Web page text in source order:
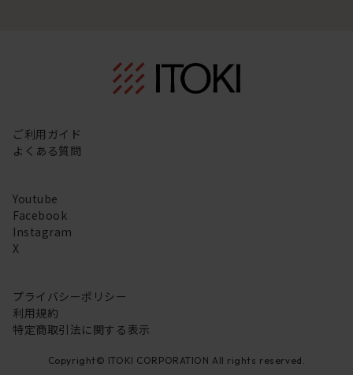
ご利用ガイド
よくある質問
Youtube
Facebook
Instagram
X
プライバシーポリシー
利用規約
特定商取引法に関する表示
Copyright© ITOKI CORPORATION All rights reserved.